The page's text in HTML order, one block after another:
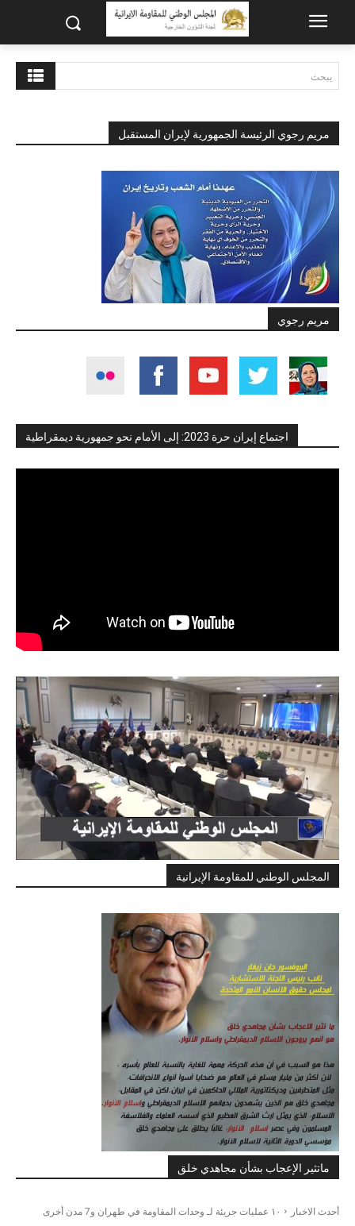
يبحث
مريم رجوي الرئيسة الجمهورية لإيران المستقبل
مريم رجوي
اجتماع إيران حرة 2023: إلى الأمام نحو جمهورية ديمقراطية
المجلس الوطني للمقاومة الإيرانية
ماتثير الإعجاب بشأن مجاهدي خلق
أحدث الاخبار ۱۰ عمليات جريئة لـ وحدات المقاومة في طهران و7 مدن أخرى